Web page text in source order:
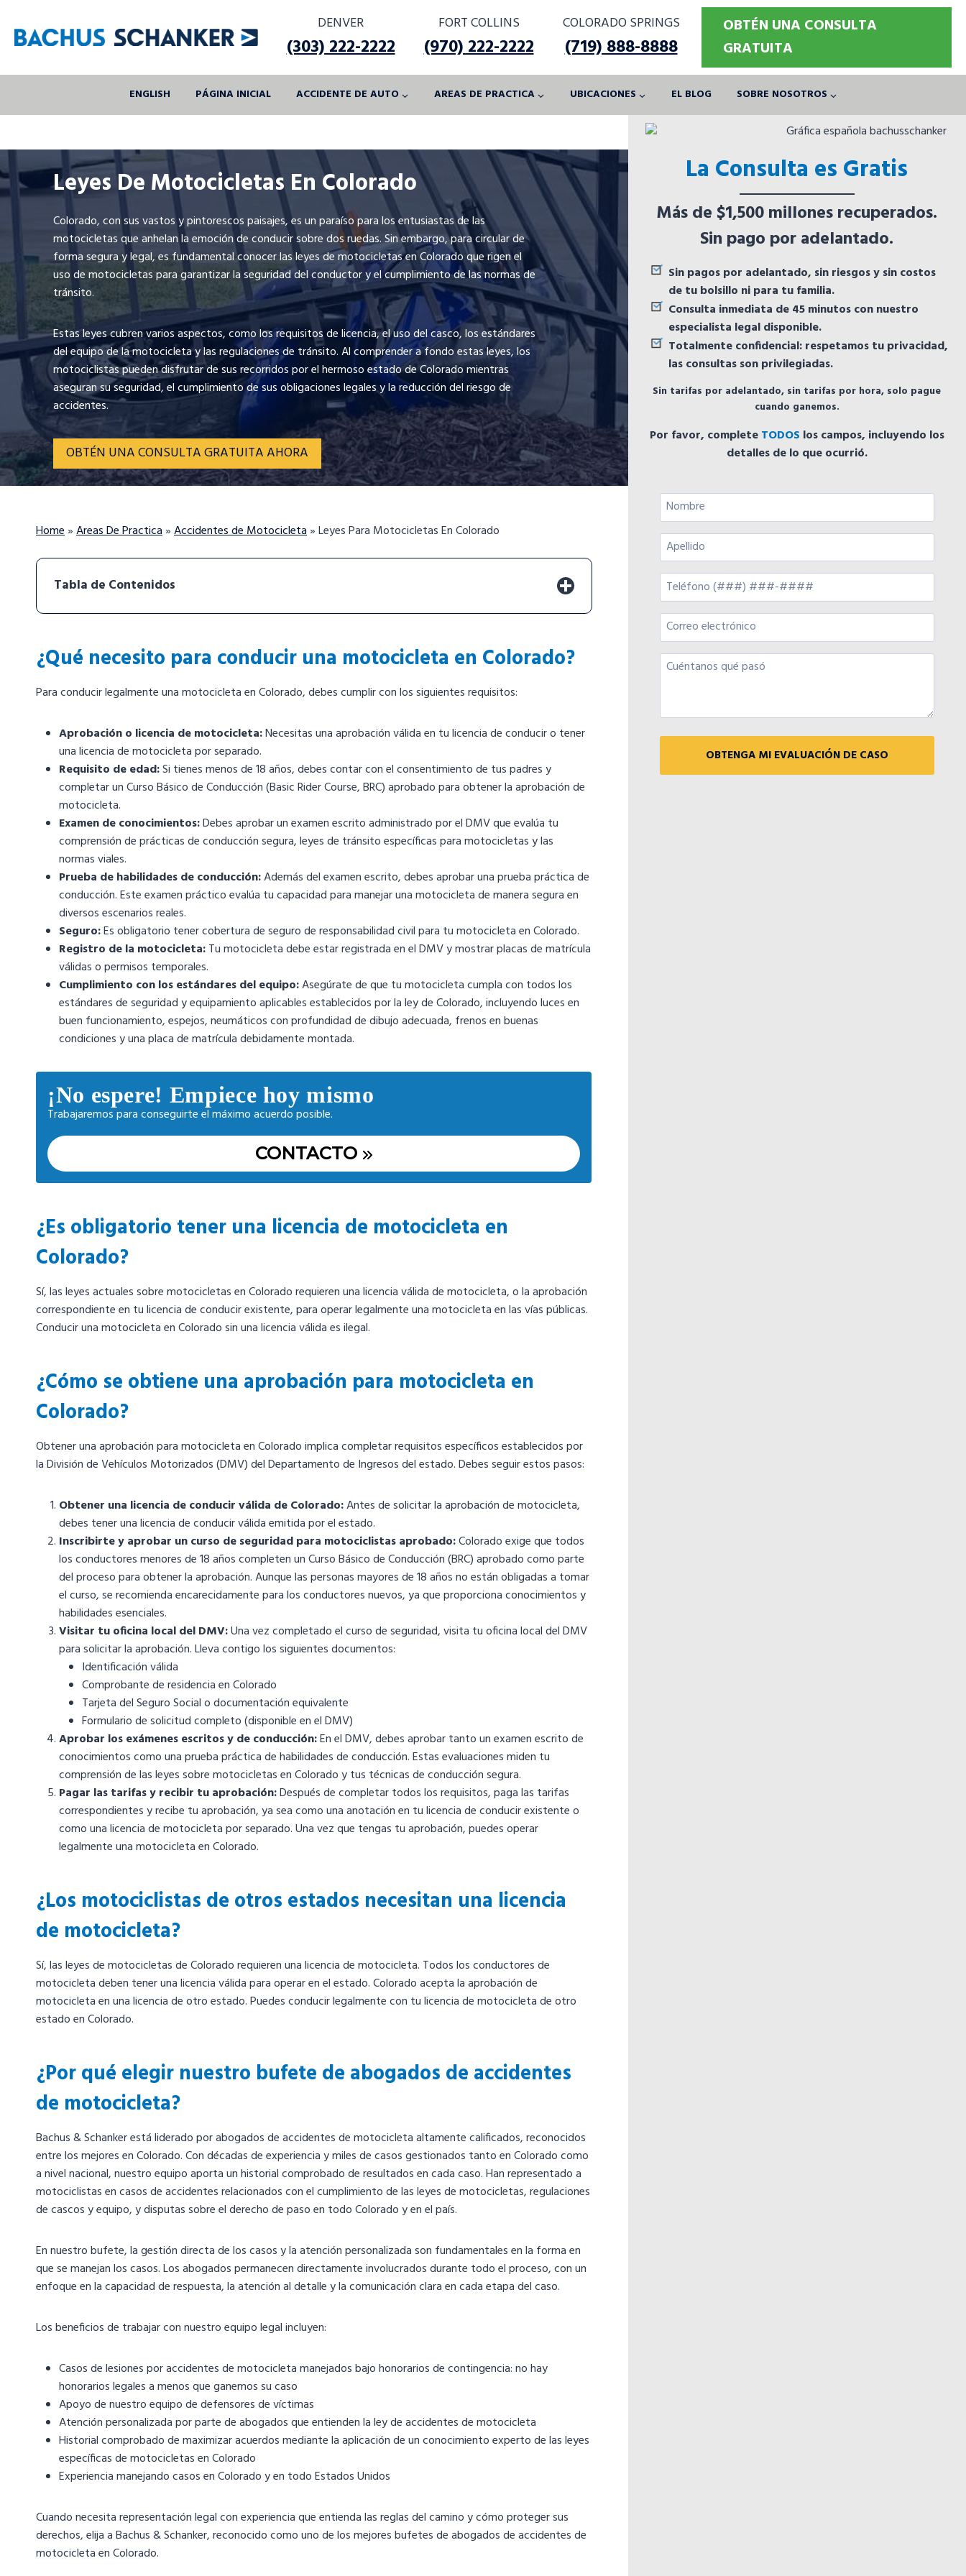
content
DENVER
(303) 222-2222
FORT COLLINS
(970) 222-2222
COLORADO SPRINGS
(719) 888-8888
OBTÉN UNA CONSULTA
GRATUITA
ENGLISH PÁGINA INICIAL ACCIDENTE DE AUTO AREAS DE PRACTICA UBICACIONES EL BLOG SOBRE NOSOTROS
Leyes De Motocicletas En Colorado
Colorado, con sus vastos y pintorescos paisajes, es un paraíso para los entusiastas de las
motocicletas que anhelan la emoción de conducir sobre dos ruedas. Sin embargo, para circular de
forma segura y legal, es fundamental conocer las leyes de motocicletas en Colorado que rigen el
uso de motocicletas para garantizar la seguridad del conductor y el cumplimiento de las normas de
tránsito.
Estas leyes cubren varios aspectos, como los requisitos de licencia, el uso del casco, los estándares
del equipo de la motocicleta y las regulaciones de tránsito. Al comprender a fondo estas leyes, los
motociclistas pueden disfrutar de sus recorridos por el hermoso estado de Colorado mientras
aseguran su seguridad, el cumplimiento de sus obligaciones legales y la reducción del riesgo de
accidentes.
OBTÉN UNA CONSULTA GRATUITA AHORA
Home»Areas De Practica»Accidentes de Motocicleta»Leyes Para Motocicletas En Colorado
Tabla de Contenidos
¿Qué necesito para conducir una motocicleta en Colorado?
Para conducir legalmente una motocicleta en Colorado, debes cumplir con los siguientes requisitos:
Aprobación o licencia de motocicleta:Necesitas una aprobación válida en tu licencia de conducir o tener
una licencia de motocicleta por separado.
Requisito de edad:Si tienes menos de 18 años, debes contar con el consentimiento de tus padres y
completar un Curso Básico de Conducción (Basic Rider Course, BRC) aprobado para obtener la aprobación de
motocicleta.
Examen de conocimientos:Debes aprobar un examen escrito administrado por el DMV que evalúa tu
comprensión de prácticas de conducción segura, leyes de tránsito específicas para motocicletas y las
normas viales.
Prueba de habilidades de conducción:Además del examen escrito, debes aprobar una prueba práctica de
conducción. Este examen práctico evalúa tu capacidad para manejar una motocicleta de manera segura en
diversos escenarios reales.
Seguro:Es obligatorio tener cobertura de seguro de responsabilidad civil para tu motocicleta en Colorado.
Registro de la motocicleta:Tu motocicleta debe estar registrada en el DMV y mostrar placas de matrícula
válidas o permisos temporales.
Cumplimiento con los estándares del equipo:Asegúrate de que tu motocicleta cumpla con todos los
estándares de seguridad y equipamiento aplicables establecidos por la ley de Colorado, incluyendo luces en
buen funcionamiento, espejos, neumáticos con profundidad de dibujo adecuada, frenos en buenas
condiciones y una placa de matrícula debidamente montada.
¡No espere! Empiece hoy mismo
Trabajaremos para conseguirte el máximo acuerdo posible.
CONTACTO
¿Es obligatorio tener una licencia de motocicleta en
Colorado?
Sí, las leyes actuales sobre motocicletas en Colorado requieren una licencia válida de motocicleta, o la aprobación
correspondiente en tu licencia de conducir existente, para operar legalmente una motocicleta en las vías públicas.
Conducir una motocicleta en Colorado sin una licencia válida es ilegal.
¿Cómo se obtiene una aprobación para motocicleta en
Colorado?
Obtener una aprobación para motocicleta en Colorado implica completar requisitos específicos establecidos por
la División de Vehículos Motorizados (DMV) del Departamento de Ingresos del estado. Debes seguir estos pasos:
Obtener una licencia de conducir válida de Colorado:Antes de solicitar la aprobación de motocicleta,
debes tener una licencia de conducir válida emitida por el estado.
Inscribirte y aprobar un curso de seguridad para motociclistas aprobado:Colorado exige que todos
los conductores menores de 18 años completen un Curso Básico de Conducción (BRC) aprobado como parte
del proceso para obtener la aprobación. Aunque las personas mayores de 18 años no están obligadas a tomar
el curso, se recomienda encarecidamente para los conductores nuevos, ya que proporciona conocimientos y
habilidades esenciales.
Visitar tu oficina local del DMV:Una vez completado el curso de seguridad, visita tu oficina local del DMV
para solicitar la aprobación. Lleva contigo los siguientes documentos:
Identificación válida
Comprobante de residencia en Colorado
Tarjeta del Seguro Social o documentación equivalente
Formulario de solicitud completo (disponible en el DMV)
Aprobar los exámenes escritos y de conducción:En el DMV, debes aprobar tanto un examen escrito de
conocimientos como una prueba práctica de habilidades de conducción. Estas evaluaciones miden tu
comprensión de las leyes sobre motocicletas en Colorado y tus técnicas de conducción segura.
Pagar las tarifas y recibir tu aprobación:Después de completar todos los requisitos, paga las tarifas
correspondientes y recibe tu aprobación, ya sea como una anotación en tu licencia de conducir existente o
como una licencia de motocicleta por separado. Una vez que tengas tu aprobación, puedes operar
legalmente una motocicleta en Colorado.
¿Los motociclistas de otros estados necesitan una licencia
de motocicleta?
Sí, las leyes de motocicletas de Colorado requieren una licencia de motocicleta. Todos los conductores de
motocicleta deben tener una licencia válida para operar en el estado. Colorado acepta la aprobación de
motocicleta en una licencia de otro estado. Puedes conducir legalmente con tu licencia de motocicleta de otro
estado en Colorado.
¿Por qué elegir nuestro bufete de abogados de accidentes
de motocicleta?
Bachus & Schanker está liderado por abogados de accidentes de motocicleta altamente calificados, reconocidos
entre los mejores en Colorado. Con décadas de experiencia y miles de casos gestionados tanto en Colorado como
a nivel nacional, nuestro equipo aporta un historial comprobado de resultados en cada caso. Han representado a
motociclistas en casos de accidentes relacionados con el cumplimiento de las leyes de motocicletas, regulaciones
de cascos y equipo, y disputas sobre el derecho de paso en todo Colorado y en el país.
En nuestro bufete, la gestión directa de los casos y la atención personalizada son fundamentales en la forma en
que se manejan los casos. Los abogados permanecen directamente involucrados durante todo el proceso, con un
enfoque en la capacidad de respuesta, la atención al detalle y la comunicación clara en cada etapa del caso.
Los beneficios de trabajar con nuestro equipo legal incluyen:
Casos de lesiones por accidentes de motocicleta manejados bajo honorarios de contingencia: no hay
honorarios legales a menos que ganemos su caso
Apoyo de nuestro equipo de defensores de víctimas
Atención personalizada por parte de abogados que entienden la ley de accidentes de motocicleta
Historial comprobado de maximizar acuerdos mediante la aplicación de un conocimiento experto de las leyes
específicas de motocicletas en Colorado
Experiencia manejando casos en Colorado y en todo Estados Unidos
Cuando necesita representación legal con experiencia que entienda las reglas del camino y cómo proteger sus
derechos, elija a Bachus & Schanker, reconocido como uno de los mejores bufetes de abogados de accidentes de
motocicleta en Colorado.
La Consulta es Gratis
Más de $1,500 millones recuperados.
Sin pago por adelantado.
Sin pagos por adelantado, sin riesgos y sin costos
de tu bolsillo ni para tu familia.
Consulta inmediata de 45 minutos con nuestro
especialista legal disponible.
Totalmente confidencial: respetamos tu privacidad,
las consultas son privilegiadas.
Sin tarifas por adelantado, sin tarifas por hora, solo pague
cuando ganemos.
Por favor, completeTODOS los campos, incluyendo los
detalles de lo que ocurrió.